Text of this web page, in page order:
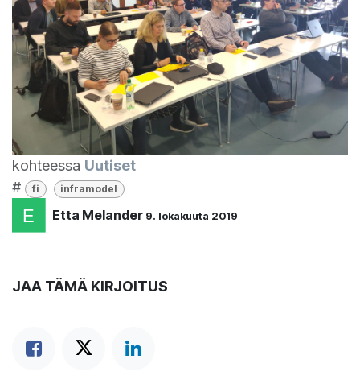
kohteessa Uutiset
#
fi inframodel
Etta Melander 9. lokakuuta 2019
JAA TÄMÄ KIRJOITUS